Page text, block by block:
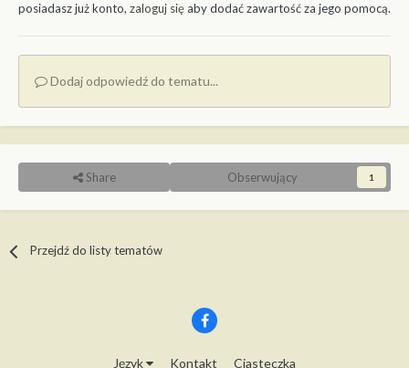
posiadasz już konto, zaloguj sięaby dodać zawartość za jego pomocą.
Dodaj odpowiedź do tematu...
Share Obserwujący 1
Przejdź do listy tematów
Język Kontakt Ciasteczka